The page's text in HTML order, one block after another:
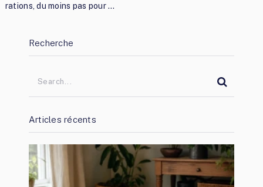
rations, du moins pas pour …
Recherche
Articles récents